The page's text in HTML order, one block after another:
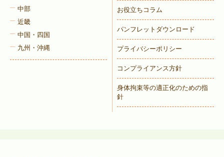
中部
近畿
中国・四国
九州・沖縄
お役立ちコラム
パンフレットダウンロード
プライバシーポリシー
コンプライアンス方針
身体拘束等の適正化のための指
針